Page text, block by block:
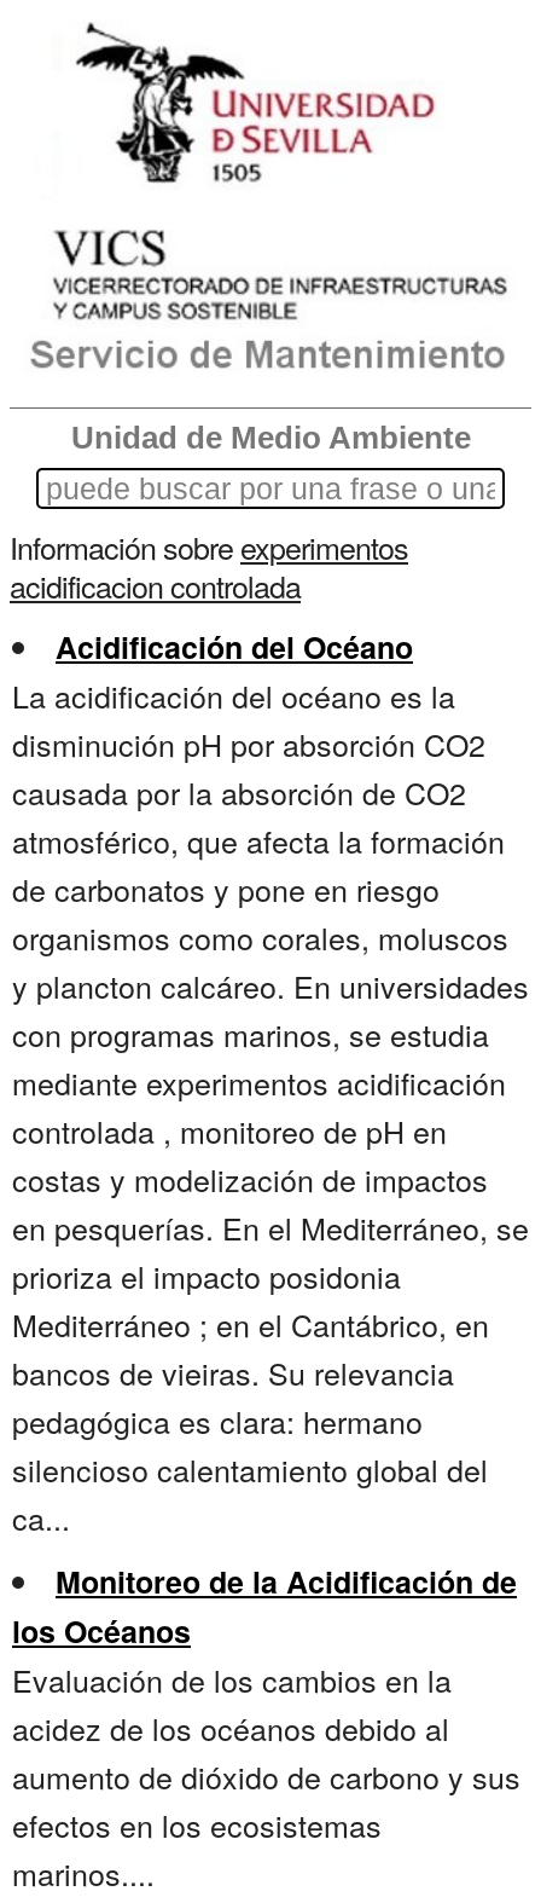
Unidad de Medio Ambiente
Información sobreexperimentos
acidificacion controlada
Acidificación del Océano
La acidificación del océano es la
disminución pH por absorción CO2
causada por la absorción de CO2
atmosférico, que afecta la formación
de carbonatos y pone en riesgo
organismos como corales, moluscos
y plancton calcáreo. En universidades
con programas marinos, se estudia
mediante experimentos acidificación
controlada , monitoreo de pH en
costas y modelización de impactos
en pesquerías. En el Mediterráneo, se
prioriza el impacto posidonia
Mediterráneo ; en el Cantábrico, en
bancos de vieiras. Su relevancia
pedagógica es clara: hermano
silencioso calentamiento global del
ca...
Monitoreo de la Acidificación de
los Océanos
Evaluación de los cambios en la
acidez de los océanos debido al
aumento de dióxido de carbono y sus
efectos en los ecosistemas
marinos....